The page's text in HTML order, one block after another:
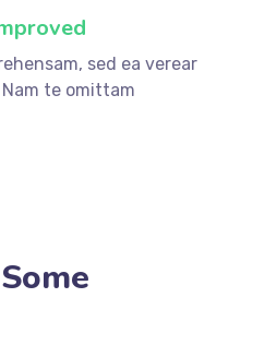
sed ea verear
te omittam